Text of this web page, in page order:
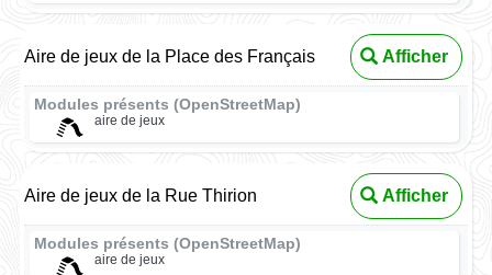
Aire de jeux de la Place des Français Afficher
Modules présents (OpenStreetMap)
aire de jeux
Aire de jeux de la Rue Thirion Afficher
Modules présents (OpenStreetMap)
aire de jeux